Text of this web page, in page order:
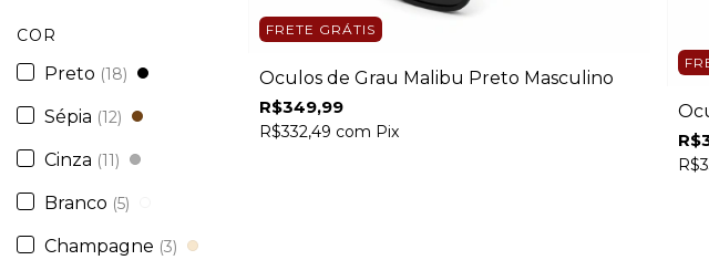
COR
Preto (18)
Sépia (12)
Cinza (11)
Branco (5)
Champagne (3)
FRETE GRÁTIS
Óculos de Grau Malibu Preto Masculino
R$349,99
R$332,49 com Pix